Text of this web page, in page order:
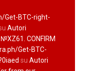
Get-BTC-right-
Autori
CONFIRM
Get-BTC-
su Autori